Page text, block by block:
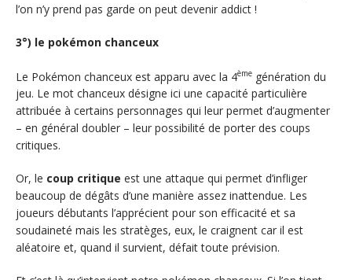
l’on n’y prend pas garde on peut devenir addict !
3°) le pokémon chanceux
Le Pokémon chanceux est apparu avec la 4ème génération du
jeu. Le mot chanceux désigne ici une capacité particulière
attribuée à certains personnages qui leur permet d’augmenter
– en général doubler – leur possibilité de porter des coups
critiques.
Or, le coup critique est une attaque qui permet d’infliger
beaucoup de dégâts d’une manière assez inattendue. Les
joueurs débutants l’apprécient pour son efficacité et sa
soudaineté mais les stratèges, eux, le craignent car il est
aléatoire et, quand il survient, défait toute prévision.